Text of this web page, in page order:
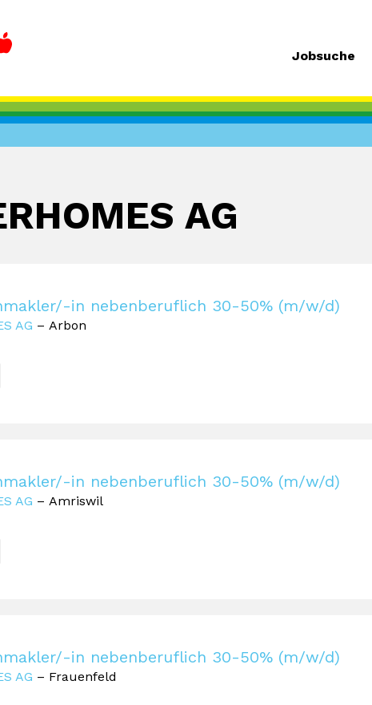
Jobsuche
AG
in nebenberuflich 30-50% (m/w/d)
AG – Arbon
in nebenberuflich 30-50% (m/w/d)
AG – Amriswil
in nebenberuflich 30-50% (m/w/d)
AG – Frauenfeld